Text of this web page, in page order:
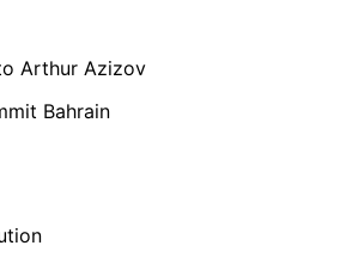
Appreciation Award to Arthur Azizov
Fintech & Crypto Summit Bahrain
Best White Label Solution